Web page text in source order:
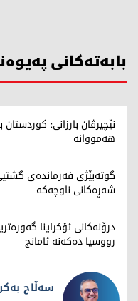
بابەتەکانی
نێچیرڤان بارزانی:
هەمووانە
گوتەبێژی فەرماندەی
شەڕەکانی ناوچەکە
درۆنەکانی ئۆکراینا
رووسیا دەکەنە ئامانج
سەڵاح